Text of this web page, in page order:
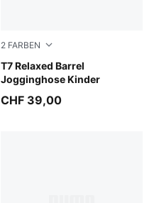
2 FARBEN
T7 Relaxed Barrel
Jogginghose Kinder
Chocolate Fondue
CHF 39,00